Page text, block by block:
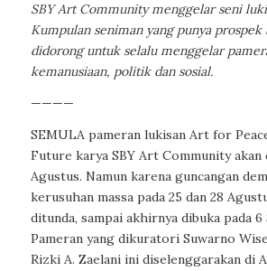
SBY Art Community menggelar seni
Kumpulan seniman yang punya prospek
didorong untuk selalu menggelar
kemanusiaan, politik dan sosial.
————
SEMULA pameran lukisan Art for
Future karya SBY Art Community akan
Agustus. Namun karena guncangan
kerusuhan massa pada 25 dan 28
ditunda, sampai akhirnya dibuka pada
Pameran yang dikuratori Suwarno
Rizki A. Zaelani ini diselenggarakan di